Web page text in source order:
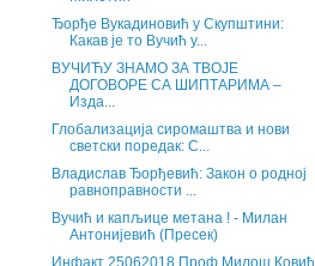
Ђорђе Вукадиновић у Скупштини:
Какав је то Вучић у...
ВУЧИЋУ ЗНАМО ЗА ТВОЈЕ
ДОГОВОРЕ СА ШИПТАРИМА –
Изда...
Глобализација сиромаштва и нови
светски поредак: С...
Владислав Ђорђевић: Закон о родној
равноправности ...
Вучић и капљице метана ! - Милан
Антонијевић (Пресек)
Инфакт 25062018 Проф Милош Ковић